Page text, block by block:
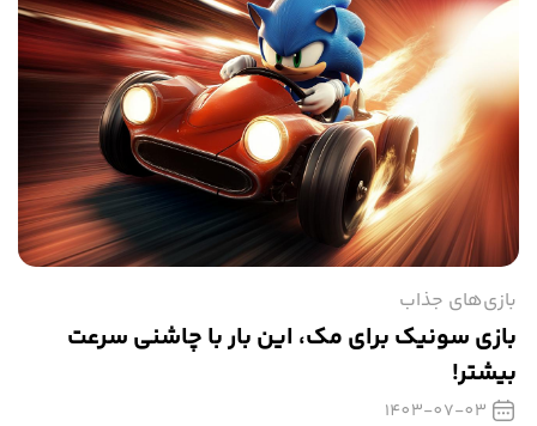
بازی‌های جذاب
بازی سونیک برای مک، این بار با چاشنی سرعت
بیشتر!
1403-07-03